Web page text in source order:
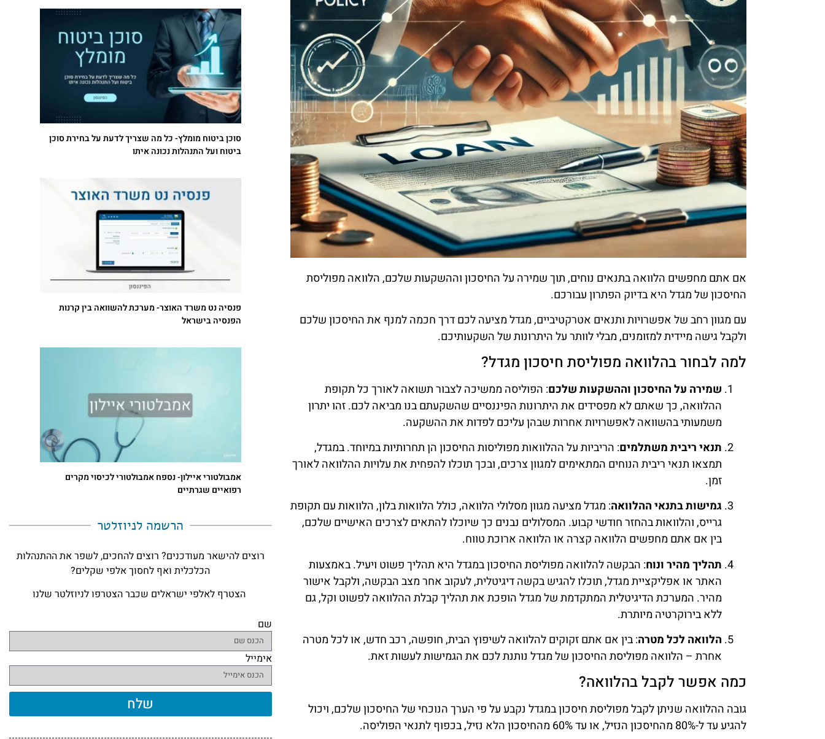
אם אתם מחפשים הלוואה בתנאים נוחים, תוך שמירה על החיסכון וההשקעות שלכם, הלוואה מפוליסת
החיסכון של מגדל היא בדיוק הפתרון עבורכם.
עם מגוון רחב של אפשרויות ותנאים אטרקטיביים, מגדל מציעה לכם דרך חכמה למנף את החיסכון שלכם
ולקבל גישה מיידית למזומנים, מבלי לוותר על היתרונות של השקעותיכם.
למה לבחור בהלוואה מפוליסת חיסכון מגדל?
שמירה על החיסכון וההשקעות שלכם: הפוליסה ממשיכה לצבור תשואה לאורך כל תקופת
ההלוואה, כך שאתם לא מפסידים את היתרונות הפיננסיים שהשקעתם בנו מביאה לכם. זהו יתרון
משמעותי בהשוואה לאפשרויות אחרות שבהן עליכם לפדות את ההשקעה.
תנאי ריבית משתלמים: הריביות על ההלוואות מפוליסות החיסכון הן תחרותיות במיוחד. במגדל,
תמצאו תנאי ריבית הנוחים המתאימים למגוון צרכים, ובכך תוכלו להפחית את עלויות ההלוואה לאורך
זמן.
גמישות בתנאי ההלוואה: מגדל מציעה מגוון מסלולי הלוואה, כולל הלוואות בלון, הלוואות עם תקופת
גרייס, והלוואות בהחזר חודשי קבוע. המסלולים נבנים כך שיוכלו להתאים לצרכים האישיים שלכם,
בין אם אתם מחפשים הלוואה קצרה או הלוואה ארוכת טווח.
תהליך מהיר ונוח: הבקשה להלוואה מפוליסת החיסכון במגדל היא תהליך פשוט ויעיל. באמצעות
האתר או אפליקציית מגדל, תוכלו להגיש בקשה דיגיטלית, לעקוב אחר מצב הבקשה, ולקבל אישור
מהיר. המערכת הדיגיטלית המתקדמת של מגדל הופכת את תהליך קבלת ההלוואה לפשוט וקל, גם
ללא בירוקרטיה מיותרת.
הלוואה לכל מטרה: בין אם אתם זקוקים להלוואה לשיפוץ הבית, חופשה, רכב חדש, או לכל מטרה
אחרת – הלוואה מפוליסת החיסכון של מגדל נותנת לכם את הגמישות לעשות זאת.
כמה אפשר לקבל בהלוואה?
גובה ההלוואה שניתן לקבל מפוליסת חיסכון במגדל נקבע על פי הערך הנוכחי של החיסכון שלכם, ויכול
להגיע עד ל-80% מהחיסכון הנזיל, או עד 60% מהחיסכון הלא נזיל, בכפוף לתנאי הפוליסה.
סוכן ביטוח מומלץ- כל מה שצריך לדעת על בחירת סוכן
ביטוח ועל התנהלות נכונה איתו
פנסיה נט משרד האוצר- מערכת להשוואה בין קרנות
הפנסיה בישראל
אמבולטורי איילון- נספח אמבולטורי לכיסוי מקרים
רפואיים שגרתיים
הרשמה לניוזלטר​
רוצים להישאר מעודכנים? רוצים להחכים, לשפר את ההתנהלות
הכלכלית ואף לחסוך אלפי שקלים?
הצטרף לאלפי ישראלים שכבר הצטרפו לניוזלטר שלנו
שם
אימייל
שלח